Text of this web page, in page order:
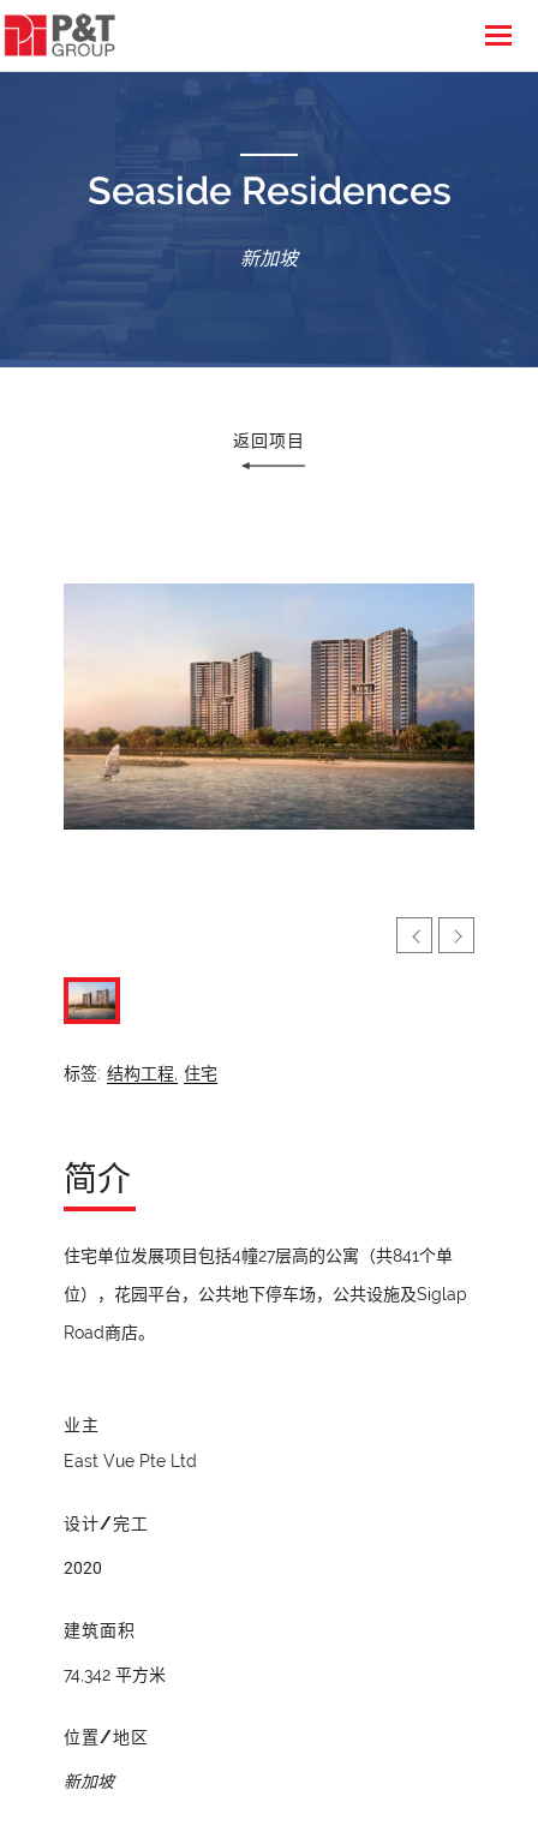
Seaside Residences
新加坡
返回项目
标签: 结构工程, 住宅
简介
住宅单位发展项目包括4幢27层高的公寓（共841个单
位），花园平台，公共地下停车场，公共设施及Siglap
Road商店。
业主
East Vue Pte Ltd
设计/完工
2020
建筑面积
74,342 平方米
位置/地区
新加坡